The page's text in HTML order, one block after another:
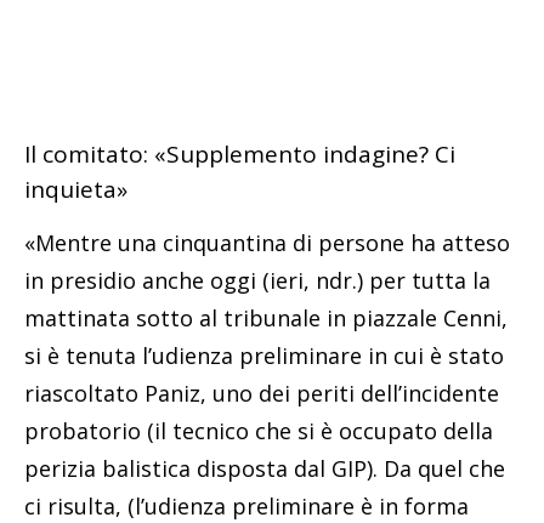
Il comitato: «Supplemento indagine? Ci
inquieta»
«Mentre una cinquantina di persone ha atteso
in presidio anche oggi (ieri, ndr.) per tutta la
mattinata sotto al tribunale in piazzale Cenni,
si è tenuta l’udienza preliminare in cui è stato
riascoltato Paniz, uno dei periti dell’incidente
probatorio (il tecnico che si è occupato della
perizia balistica disposta dal GIP). Da quel che
ci risulta, (l’udienza preliminare è in forma